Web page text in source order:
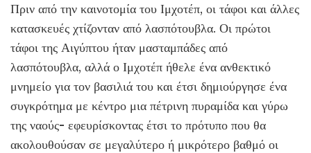
Πριν από την καινοτομία του Ιμχοτέπ, οι τάφοι και άλλες
κατασκευές χτίζονταν από λασπότουβλα. Οι πρώτοι
τάφοι της Αιγύπτου ήταν μασταμπάδες από
λασπότουβλα, αλλά ο Ιμχοτέπ ήθελε ένα ανθεκτικό
μνημείο για τον βασιλιά του και έτσι δημιούργησε ένα
συγκρότημα με κέντρο μια πέτρινη πυραμίδα και γύρω
της ναούς- εφευρίσκοντας έτσι το πρότυπο που θα
ακολουθούσαν σε μεγαλύτερο ή μικρότερο βαθμό οι